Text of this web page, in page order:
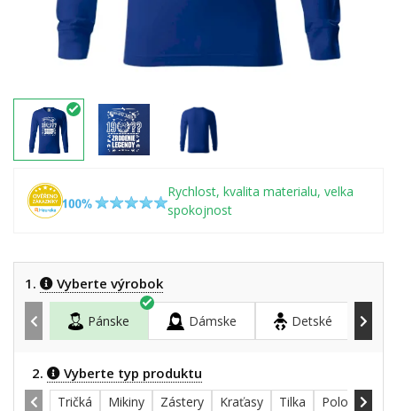
Rychlost, kvalita materialu, velka
spokojnost
1. Vyberte výrobok
Pánske Dámske Detské
2. Vyberte typ produktu
Tričká Mikiny Zástery Kraťasy Tilka Polokošele